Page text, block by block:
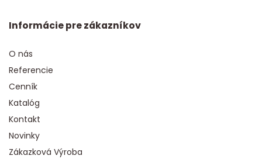
Informácie pre zákazníkov
O nás
Referencie
Cenník
Katalóg
Kontakt
Novinky
Zákazková Výroba